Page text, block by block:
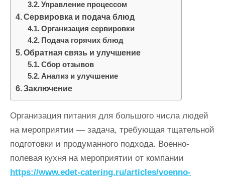
Управление процессом
Сервировка и подача блюд
Организация сервировки
Подача горячих блюд
Обратная связь и улучшение
Сбор отзывов
Анализ и улучшение
Заключение
Организация питания для большого числа людей
на мероприятии — задача, требующая тщательной
подготовки и продуманного подхода. Военно-
полевая кухня на мероприятии от компании
https://www.edet-catering.ru/articles/voenno-